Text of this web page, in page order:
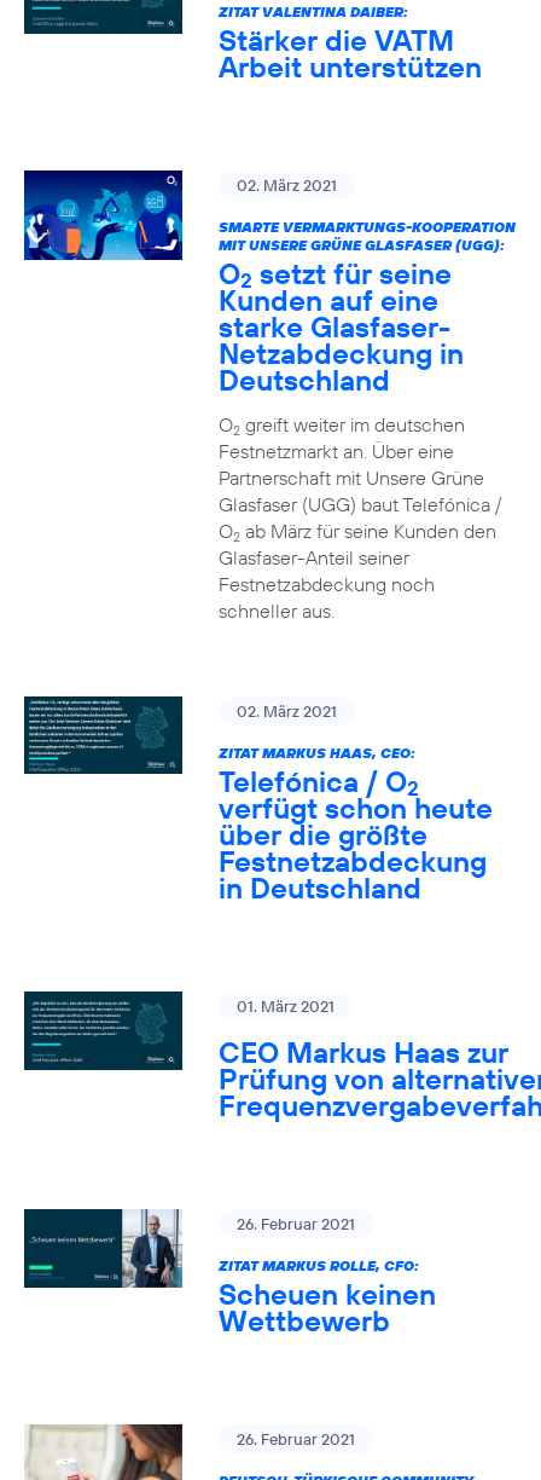
ZITAT VALENTINA DAIBER:
Stärker die VATM
Arbeit unterstützen
02. März 2021
SMARTE VERMARKTUNGS-KOOPERATION
MIT UNSERE GRÜNE GLASFASER (UGG):
O2 setzt für seine
Kunden auf eine
starke Glasfaser-
Netzabdeckung in
Deutschland
O2greift weiter im deutschen
Festnetzmarkt an. Über eine
Partnerschaft mit Unsere Grüne
Glasfaser (UGG) baut Telefónica /
O2ab März für seine Kunden den
Glasfaser-Anteil seiner
Festnetzabdeckung noch
schneller aus.
02. März 2021
ZITAT MARKUS HAAS, CEO:
Telefónica / O2
verfügt schon heute
über die größte
Festnetzabdeckung
in Deutschland
01. März 2021
CEO Markus Haas zur
Prüfung von
26. Februar 2021
ZITAT MARKUS ROLLE, CFO:
Scheuen keinen
Wettbewerb
26. Februar 2021